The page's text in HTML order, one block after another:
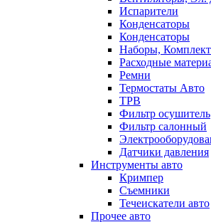
Испарители
Конденсаторы
Конденсаторы
Наборы,
Расходные
Ремни
Термостаты Авто
ТРВ
Фильтр осушитель
Фильтр салонный
Датчики давления
Инструменты авто
Кримпер
Съемники
Течеискатели авто
Прочее авто